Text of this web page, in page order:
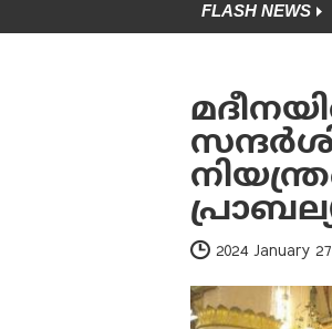
FLASH NEWS
2024 January 27